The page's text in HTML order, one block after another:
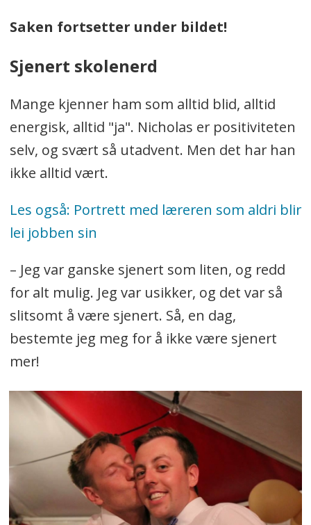
Saken fortsetter under bildet!
Sjenert skolenerd
Mange kjenner ham som alltid blid, alltid
energisk, alltid "ja". Nicholas er positiviteten
selv, og svært så utadvent. Men det har han
ikke alltid vært.
Les også: Portrett med læreren som aldri blir
lei jobben sin
– Jeg var ganske sjenert som liten, og redd
for alt mulig. Jeg var usikker, og det var så
slitsomt å være sjenert. Så, en dag,
bestemte jeg meg for å ikke være sjenert
mer!